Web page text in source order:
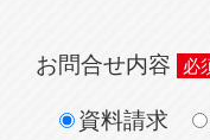
お問合せ内容
資料請求